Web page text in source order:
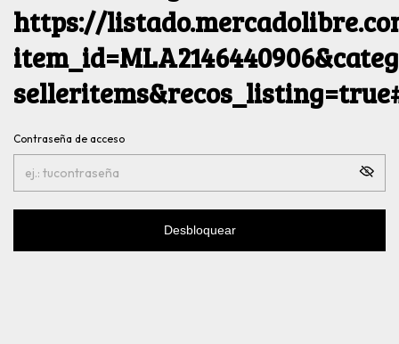
https://
Contraseña de acceso
Desbloquear